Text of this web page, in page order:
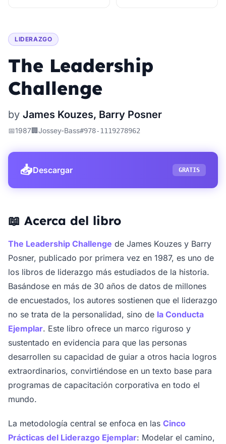
LIDERAZGO
The Leadership
Challenge
by James Kouzes, Barry Posner
📅1987🏢Jossey-Bass#978-1119278962
📥Descargar GRATIS
📖 Acerca del libro
The Leadership Challenge de James Kouzes y Barry
Posner, publicado por primera vez en 1987, es uno de
los libros de liderazgo más estudiados de la historia.
Basándose en más de 30 años de datos de millones
de encuestados, los autores sostienen que el liderazgo
no se trata de la personalidad, sino de la Conducta
Ejemplar. Este libro ofrece un marco riguroso y
sustentado en evidencia para que las personas
desarrollen su capacidad de guiar a otros hacia logros
extraordinarios, convirtiéndose en un texto base para
programas de capacitación corporativa en todo el
mundo.
La metodología central se enfoca en las Cinco
Prácticas del Liderazgo Ejemplar: Modelar el camino,